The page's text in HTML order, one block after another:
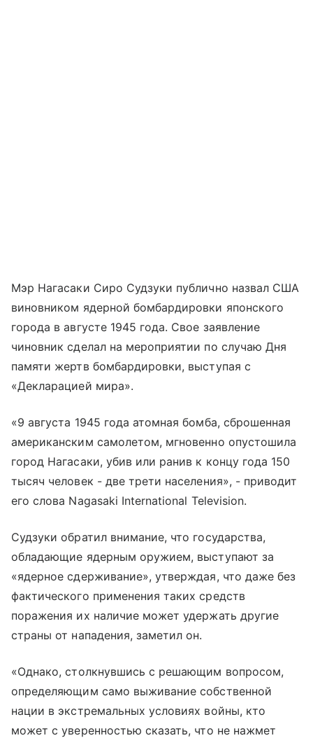
Мэр Нагасаки Сиро Судзуки публично назвал США
виновником ядерной бомбардировки японского
города в августе 1945 года. Свое заявление
чиновник сделал на мероприятии по случаю Дня
памяти жертв бомбардировки, выступая с
«Декларацией мира».
«9 августа 1945 года атомная бомба, сброшенная
американским самолетом, мгновенно опустошила
город Нагасаки, убив или ранив к концу года 150
тысяч человек - две трети населения», - приводит
его слова Nagasaki International Television.
Судзуки обратил внимание, что государства,
обладающие ядерным оружием, выступают за
«ядерное сдерживание», утверждая, что даже без
фактического применения таких средств
поражения их наличие может удержать другие
страны от нападения, заметил он.
«Однако, столкнувшись с решающим вопросом,
определяющим само выживание собственной
нации в экстремальных условиях войны, кто
может с уверенностью сказать, что не нажмет